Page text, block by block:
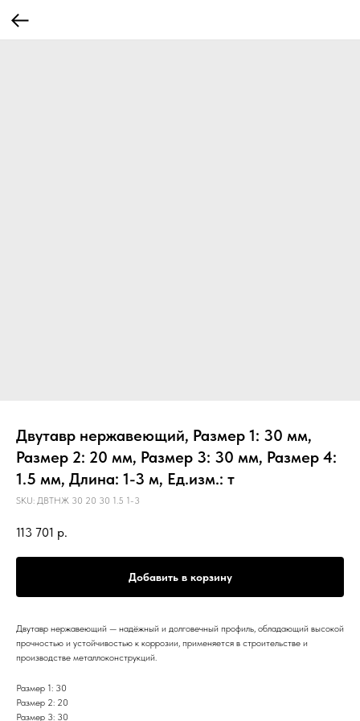
Двутавр нержавеющий, Размер 1: 30 мм,
Размер 2: 20 мм, Размер 3: 30 мм, Размер 4:
1.5 мм, Длина: 1-3 м, Ед.изм.: т
SKU: ДВТНЖ 30 20 30 1.5 1-3
113 701 р.
Добавить в корзину
Двутавр нержавеющий — надёжный и долговечный профиль, обладающий высокой
прочностью и устойчивостью к коррозии, применяется в строительстве и
производстве металлоконструкций.
Размер 1: 30
Размер 2: 20
Размер 3: 30